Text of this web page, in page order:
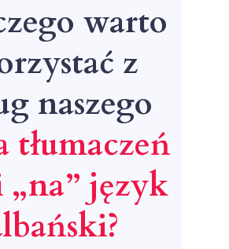
warto
z
naszego
tłumaczeń
„na” język